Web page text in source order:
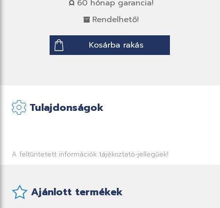
60 hónap garancia!
Rendelhető!
Kosárba rakás
Tulajdonságok
A feltűntetett információk tájékoztató-jellegűek!
Ajánlott termékek